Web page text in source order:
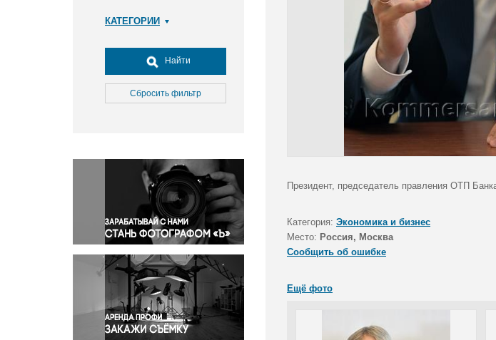
КАТЕГОРИИ
Досуг, туризм и отдых
Культура
Медицина
Окружающая среда
Политика
Правосудие
Происшествия и конфликты
Религия
Светская жизнь
Спорт
Экология
Экономика и бизнес
Найти
Сбросить фильтр
Президент, председатель правления ОТП
Категория: Экономика и бизнес
Место: Россия, Москва
Сообщить об ошибке
Ещё фото